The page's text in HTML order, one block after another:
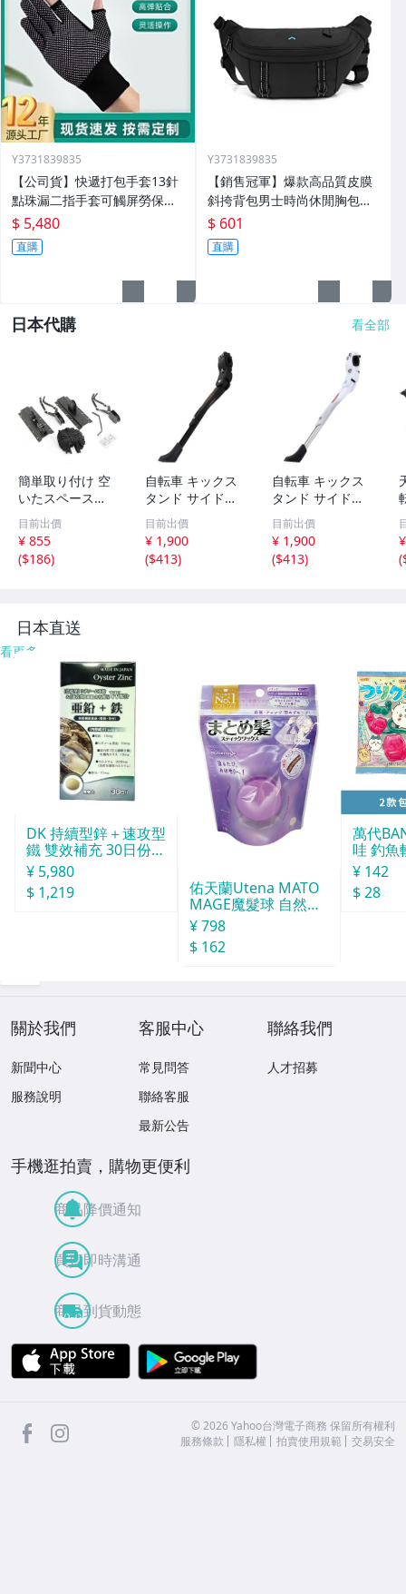
Y3731839835
【公司貨】快遞打包手套13針
點珠漏二指手套可觸屏勞保止
滑外賣騎行手套定製
$ 5,480
直購
Y3731839835
【銷售冠軍】爆款高品質皮膜
斜挎背包男士時尚休閒胸包外
出方便單肩斜挎包
$ 601
直購
日本代購 看全部
簡単取り付け 空
いたスペース
に！！ ☆新品☆
天吊りタイプ バ
イク 自転車スタ
ンド ディスプレ
ラック
目前出價
¥ 855
($186)
自転車 キックス
タンド サイドス
タンド スタンド
マウンテンバイク
ロードバイク 長
さ 調整 34cm-38
目前出價
¥ 1,900
($413)
自転車 キックス
タンド サイドス
タンド スタンド
マウンテンバイク
ロードバイク 長
さ 調整 34cm-38
目前出價
¥ 1,900
($413)
(
日本直送
看更多
DK 持續型鋅＋速攻型
鐵 雙效補充 30日份 1
20粒
¥ 5,980
$ 1,219
佑天蘭Utena MATO
MAGE魔髮球 自然定
型 白色花香味
¥ 798
$ 162
萬代
哇 釣魚
打 14g
¥ 142
$ 28
關於我們
新聞中心
服務說明
客服中心
常見問答
聯絡客服
最新公告
聯絡我們
人才招募
手機逛拍賣，購物更便利
商品降價通知
買賣即時溝通
商品到貨動態
APP Store
facebook ©2026 Yahoo台灣電子商務 保留所有權利
服務條款
隱私權 拍賣使用規範 交易安全